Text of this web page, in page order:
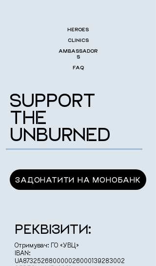
HEROES
CLINICS
AMBASSADOR
S
FAQ
SUPPORT
THE
UNBURNED
ЗАДОНАТИТИ НА МОНОБАНК
РЕКВІЗИТИ:
Отримувач: ГО «УВЦ»
IBAN:
UA873252680000026000139283002